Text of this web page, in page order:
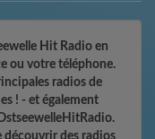
Hit Radio en
ou votre téléphone.
radios de
! - et également
découvrir des radios